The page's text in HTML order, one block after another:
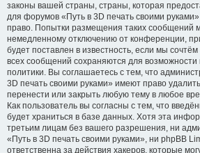
законы вашей страны, страны, которая
для форумов «Путь в 3D печать своими
право. Попытки размещения таких сообщений
немедленному отключению от конференции,
будет поставлен в известность, если мы
всех сообщений сохраняются для возможности
политики. Вы соглашаетесь с тем, что
3D печать своими руками» имеют право
перенести или закрыть любую тему в любое
Как пользователь вы согласны с тем, что
будет храниться в базе данных. Хотя эта
третьим лицам без вашего разрешения, ни
«Путь в 3D печать своими руками», ни phpBB
ответственна за действия хакеров, которые